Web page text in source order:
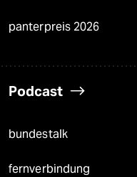
panterpreis 2026
Podcast
bundestalk
fernverbindung